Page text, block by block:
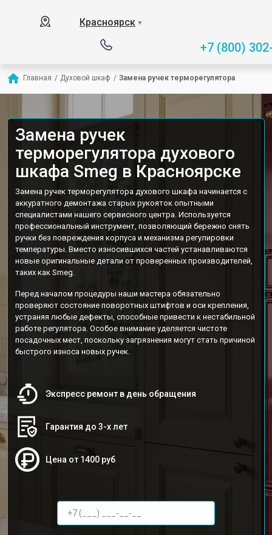
Красноярск ▼
+7 (800)
Главная / Духовой шкаф / Замена ручек терморегулятора
Замена ручек
терморегулятора духового
шкафа Smeg в Красноярске
Замена ручек терморегулятора духового шкафа начинается с
аккуратного демонтажа старых рукояток опытными
специалистами нашего сервисного центра. Используется
профессиональный инструмент, позволяющий бережно снять
ручки без повреждения корпуса и механизма регулировки
температуры. Вместо износившихся частей устанавливаются
новые оригинальные детали от проверенных производителей,
таких как Smeg.
Перед началом процедуры наши мастера обязательно
проверяют состояние поворотных штифтов и оси крепления,
устраняя любые дефекты, способные привести к нестабильной
работе регулятора. Особое внимание уделяется чистоте
посадочных мест, поскольку загрязнения могут стать причиной
быстрого износа новых ручек.
Экспресс ремонт в день обращения
Гарантия до 3-х лет
Цена от 1400 руб